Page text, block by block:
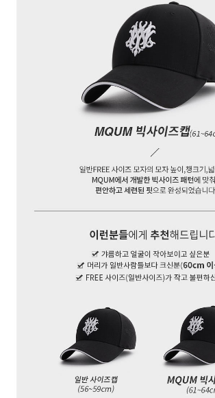
PAYCO 바로구매